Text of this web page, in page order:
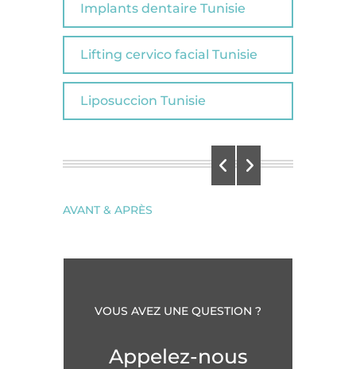
Implants dentaire Tunisie
Lifting cervico facial Tunisie
Liposuccion Tunisie
AVANT & APRÈS
VOUS AVEZ UNE QUESTION ?
Appelez-nous